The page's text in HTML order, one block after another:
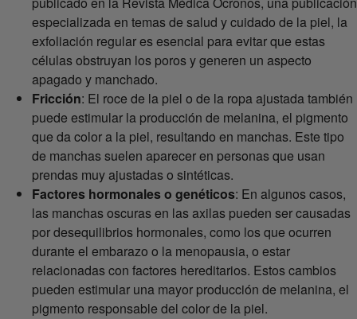
especializada en temas de salud y cuidado de la piel, la
exfoliación regular es esencial para evitar que estas
células obstruyan los poros y generen un aspecto
apagado y manchado.
Fricción: El roce de la piel o de la ropa ajustada también
puede estimular la producción de melanina, el pigmento
que da color a la piel, resultando en manchas. Este tipo
de manchas suelen aparecer en personas que usan
prendas muy ajustadas o sintéticas.
Factores hormonales o genéticos: En algunos casos,
las manchas oscuras en las axilas pueden ser causadas
por desequilibrios hormonales, como los que ocurren
durante el embarazo o la menopausia, o estar
relacionadas con factores hereditarios. Estos cambios
pueden estimular una mayor producción de melanina, el
pigmento responsable del color de la piel.